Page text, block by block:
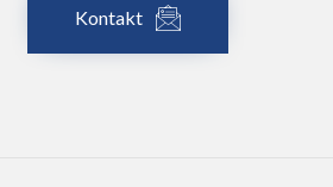
Kontakt